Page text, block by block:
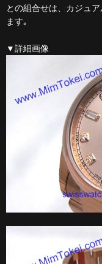
との組合せは、カジュ
ます｡
▼詳細画像